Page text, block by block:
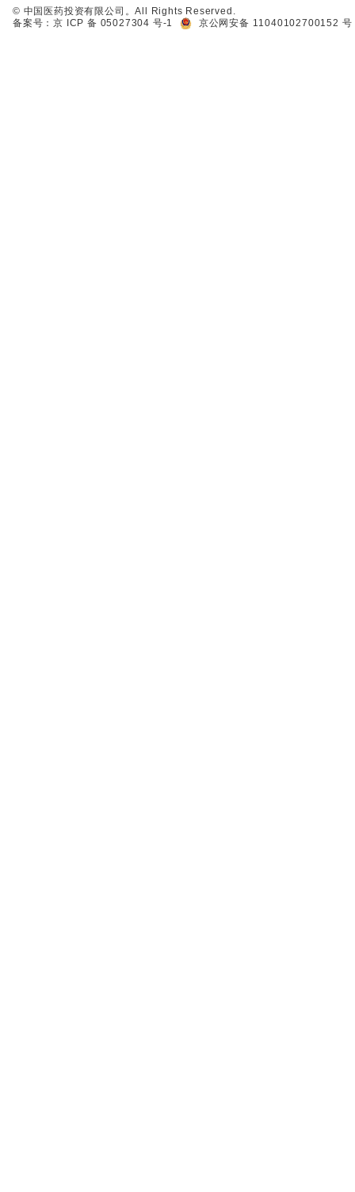
© 中国医药投资有限公司。All Rights Reserved.
备案号：京 ICP 备 05027304 号-1
京公网安备 11040102700152 号